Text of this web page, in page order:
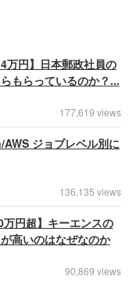
万円】日本郵政社員の
もらっているのか？...
177,619 views
ジョブレベル別に
136,135 views
万円超】キーエンスの
高いのはなぜなのか
90,869 views